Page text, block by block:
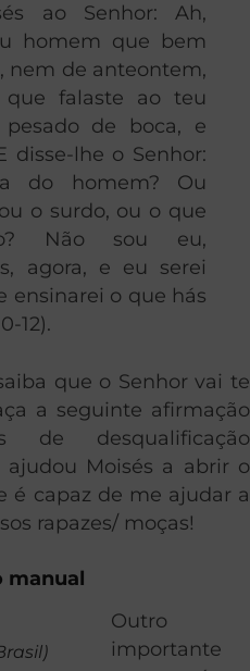
ao Senhor: Ah,
homem que bem
nem de anteontem,
falaste ao teu
de boca, e
disse-lhe o Senhor:
do homem? Ou
o surdo, ou o que
Não sou eu,
agora, e eu serei
ensinarei o que hás
12).
que o Senhor vai te
a seguinte afirmação
de desqualificação
ajudou Moisés a abrir o
é capaz de me ajudar a
rapazes/ moças!
manual
Outro
importante